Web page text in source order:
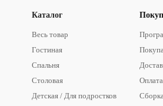
Каталог
Весь товар
Гостиная
Спальня
Столовая
Детская / Для подростков
Оплата